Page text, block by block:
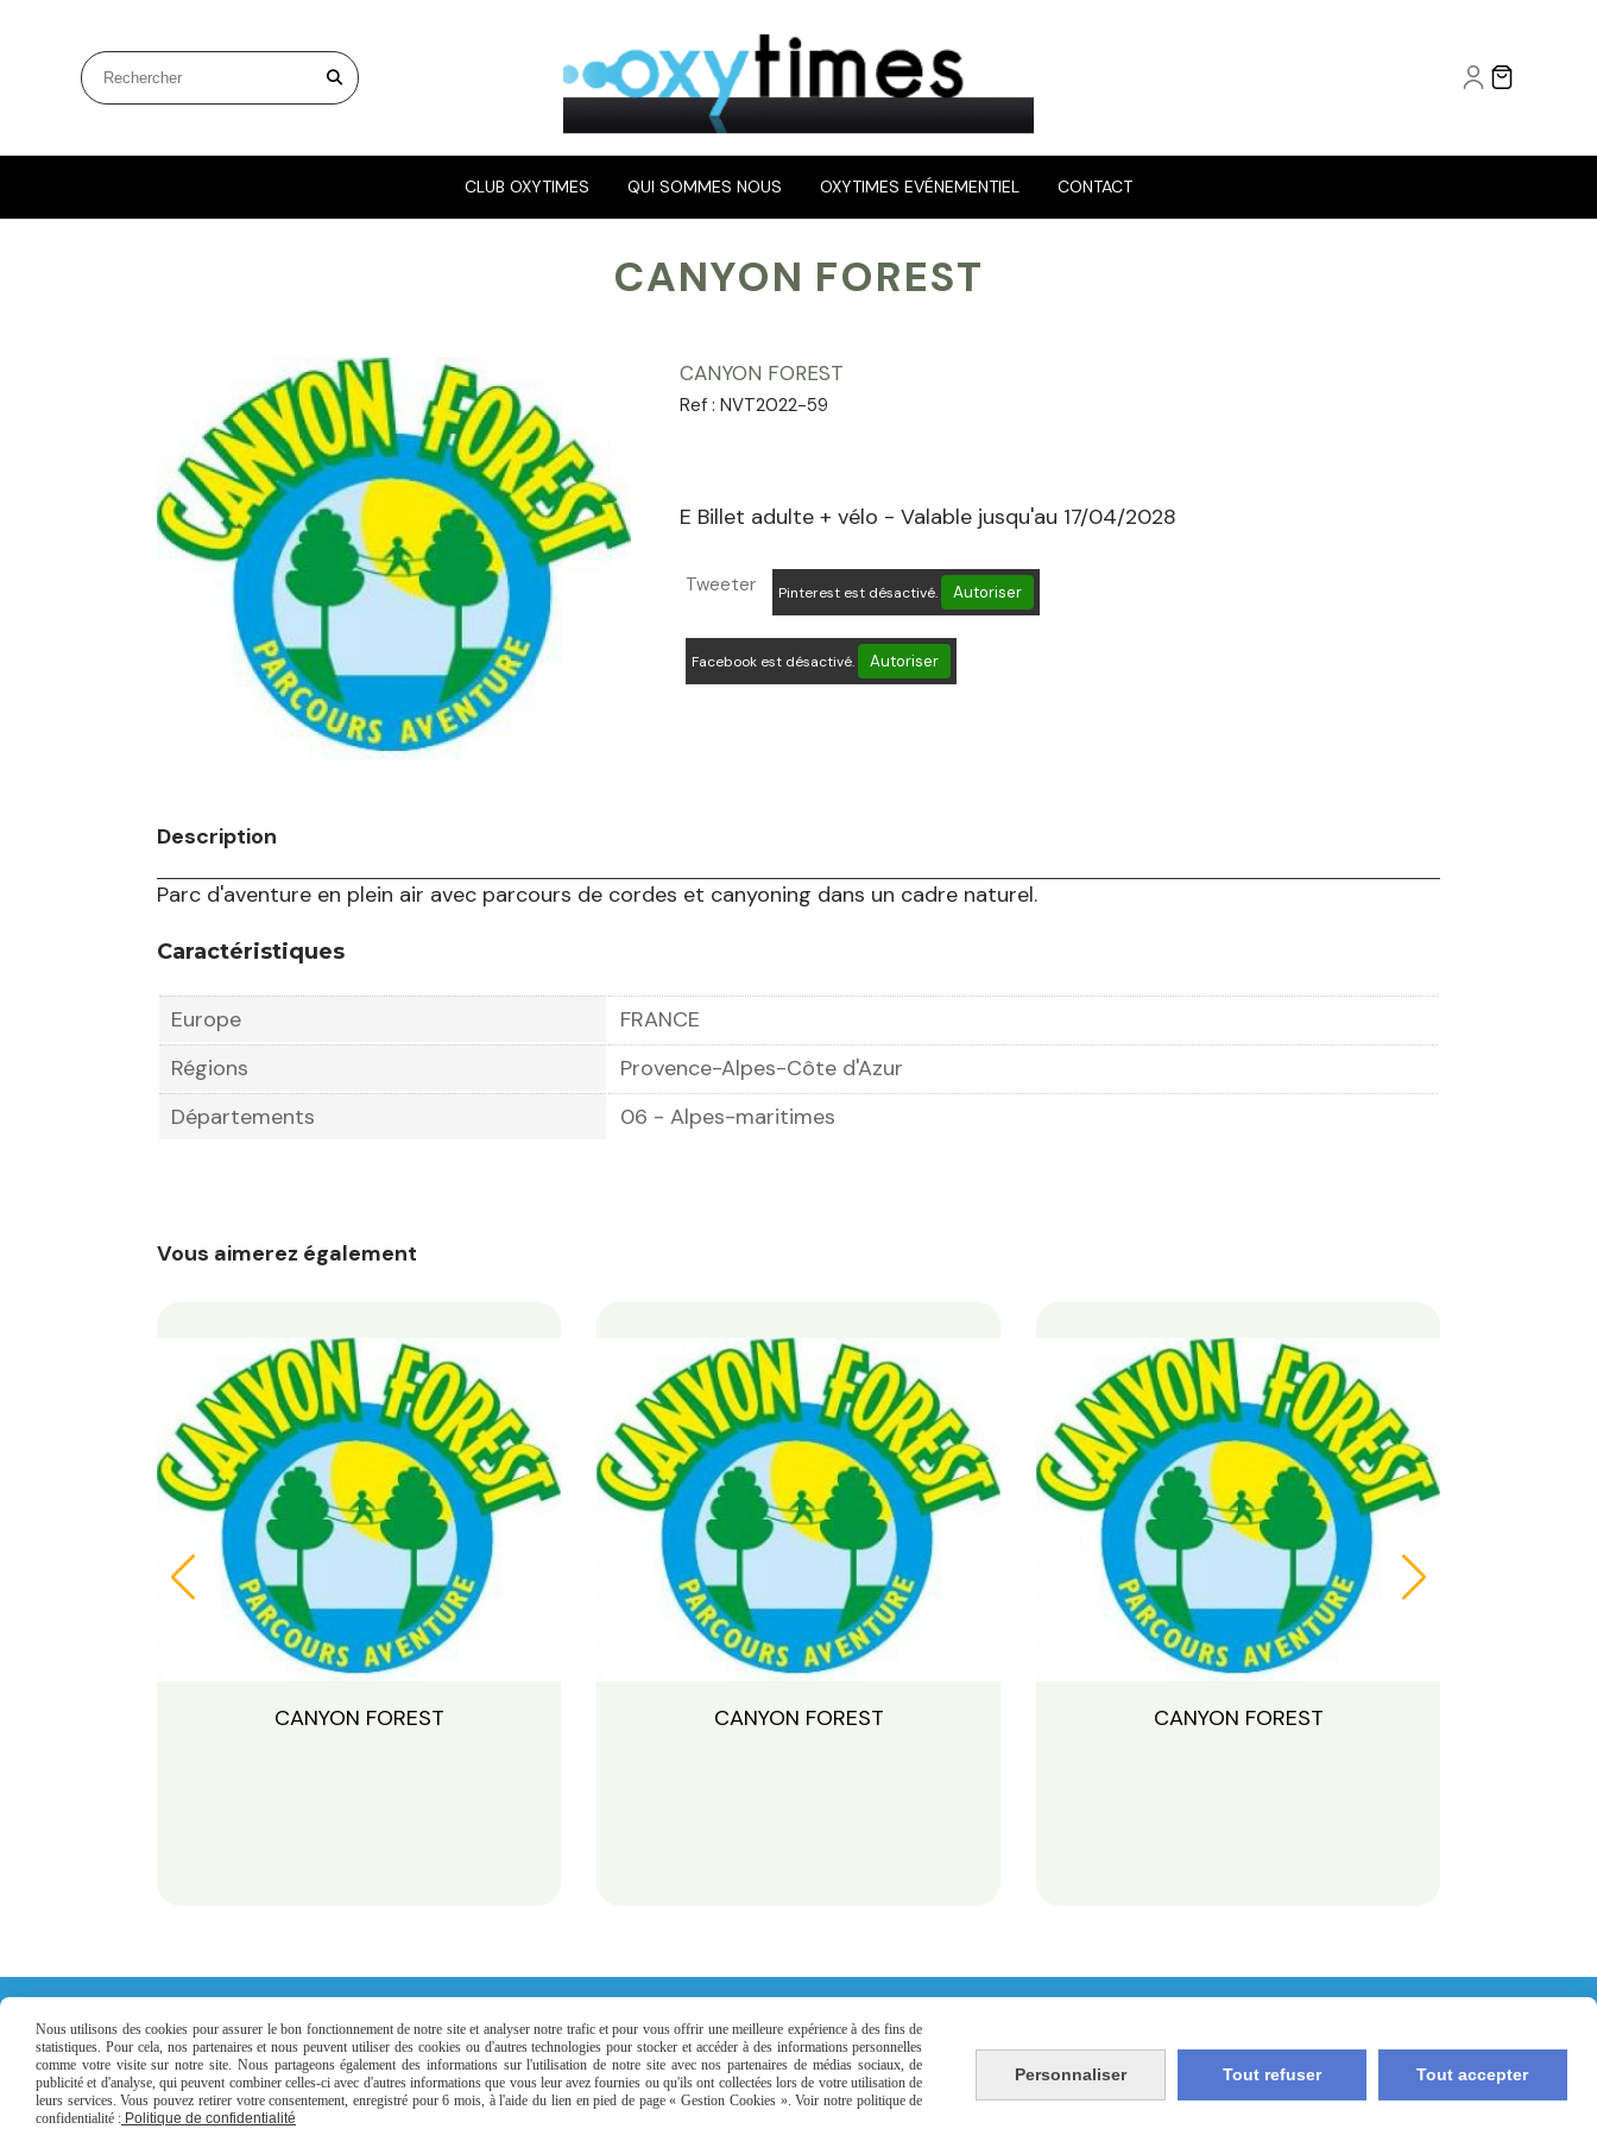
Rechercher sur le site
CLUB OXYTIMES QUI SOMMES NOUS OXYTIMES EVÉNEMENTIEL CONTACT
CANYON FOREST
CANYON FOREST
Ref : NVT2022-59
E Billet adulte + vélo - Valable jusqu'au 17/04/2028
Tweeter Pinterest est désactivé. Autoriser
Facebook est désactivé. Autoriser
Description
Parc d'aventure en plein air avec parcours de cordes et canyoning dans un cadre naturel.
Caractéristiques
Europe
FRANCE
Régions
Provence-Alpes-Côte d'Azur
Départements
06 - Alpes-maritimes
Vous aimerez également
CANYON FOREST CANYON FOREST CANYON FOREST
Vous avez des questions ? Ecrivez-nousà[email protected]-Nous vous répondons du lundi au vendredi de 9h00 à 17h00
Nous utilisons des cookies pour assurer le bon fonctionnement de notre site et analyser notre trafic et pour vous offrir une meilleure expérience à des fins de
statistiques. Pour cela, nos partenaires et nous peuvent utiliser des cookies ou d'autres technologies pour stocker et accéder à des informations personnelles
comme votre visite sur notre site. Nous partageons également des informations sur l'utilisation de notre site avec nos partenaires de médias sociaux, de
publicité et d'analyse, qui peuvent combiner celles-ci avec d'autres informations que vous leur avez fournies ou qu'ils ont collectées lors de votre utilisation de
leurs services. Vous pouvez retirer votre consentement, enregistré pour 6 mois, à l'aide du lien en pied de page « Gestion Cookies ». Voir notre politique de
confidentialité : Politique de confidentialité
Personnaliser Tout refuser Tout accepter